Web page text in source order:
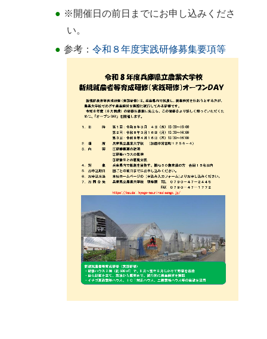
※開催日の前日までにお申し込みくださ
い。
参考： 令和８年度実践研修募集要項等